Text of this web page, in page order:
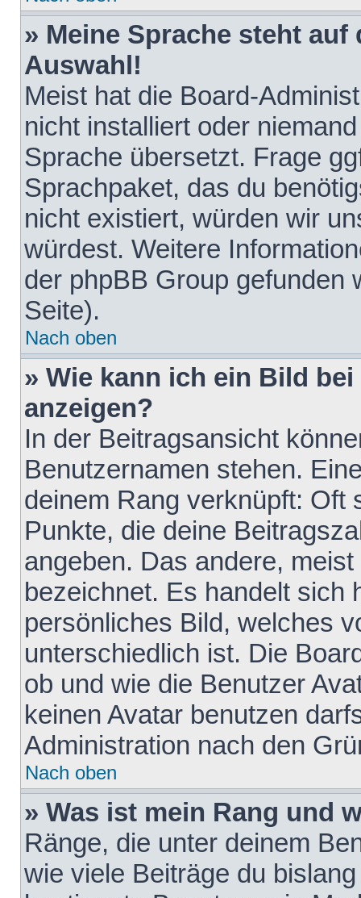
» Meine Sprache steht
Auswahl!
Meist hat die Board-
nicht installiert oder
Sprache übersetzt. Frage
Sprachpaket, das du
nicht existiert, würden wir
würdest. Weitere
der phpBB Group gefunden
Seite).
Nach oben
» Wie kann ich ein Bild
anzeigen?
In der Beitragsansicht
Benutzernamen stehen.
deinem Rang verknüpft: Oft
Punkte, die deine
angeben. Das andere,
bezeichnet. Es handelt sich
persönliches Bild, welches
unterschiedlich ist. Die
ob und wie die Benutzer
keinen Avatar benutzen
Administration nach den
Nach oben
» Was ist mein Rang und
Ränge, die unter deinem
wie viele Beiträge du